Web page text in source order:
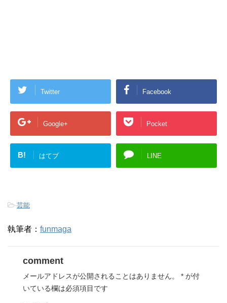
Twitter Facebook
Google+ Pocket
B! はてブ LINE
-芸能
執筆者： funmaga
comment
メールアドレスが公開されることはありません。 * が付
いている欄は必須項目です